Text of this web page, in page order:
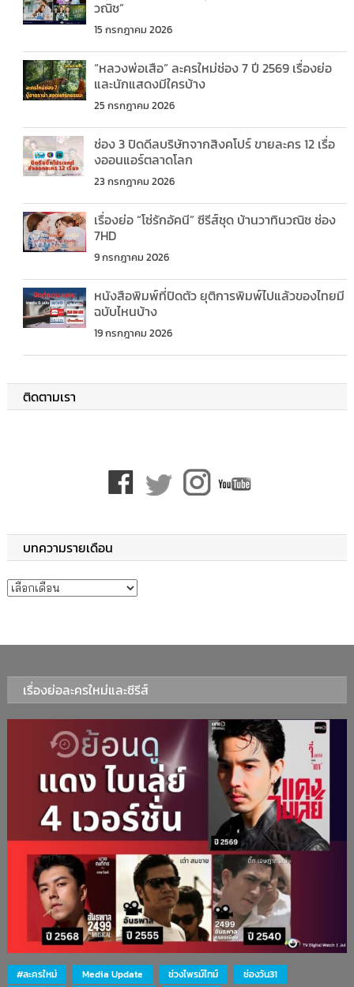
วณิช”
15 กรกฎาคม 2026
“หลวงพ่อเสือ” ละครใหม่ช่อง 7 ปี 2569 เรื่องย่อ
และนักแสดงมีใครบ้าง
25 กรกฎาคม 2026
ช่อง 3 ปิดดีลบริษัทจากสิงคโปร์ ขายละคร 12 เรื่อ
งออนแอร์ตลาดโลก
23 กรกฎาคม 2026
เรื่องย่อ “โซ่รักอัคนี” ซีรีส์ชุด บ้านวาทินวณิช ช่อง
7HD
9 กรกฎาคม 2026
หนังสือพิมพ์ที่ปิดตัว ยุติการพิมพ์ไปแล้วของไทยมี
ฉบับไหนบ้าง
19 กรกฎาคม 2026
ติดตามเรา
บทความรายเดือน
บทความรายเดือน
เรื่องย่อละครใหม่และซีรีส์
#ละครใหม่ Media Update ช่วงไพรม์ไทม์
ช่องวัน31